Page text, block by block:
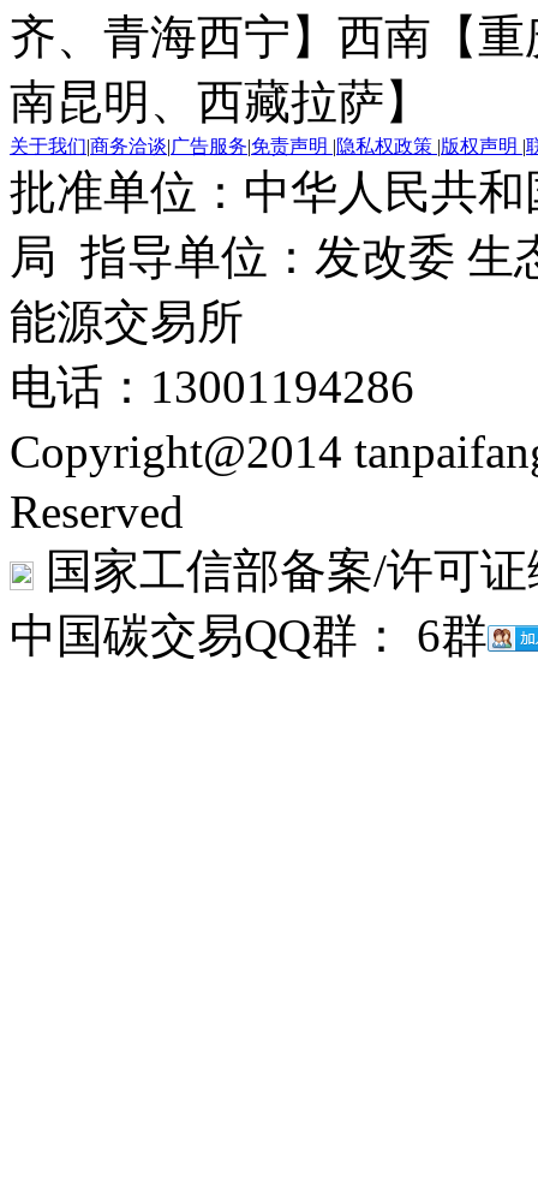
齐、青海西宁】 西南【
南昆明、西藏拉萨】
关于我们|商务洽谈|广告服务|免责声明 |隐私权政策 |版权声明 |
批准单位：中华人民共
局 指导单位：发改委 生
能源交易所
电话：13001194286
Copyright@2014
Reserved
国家工信部备案/许可
中国碳交易QQ群： 6群